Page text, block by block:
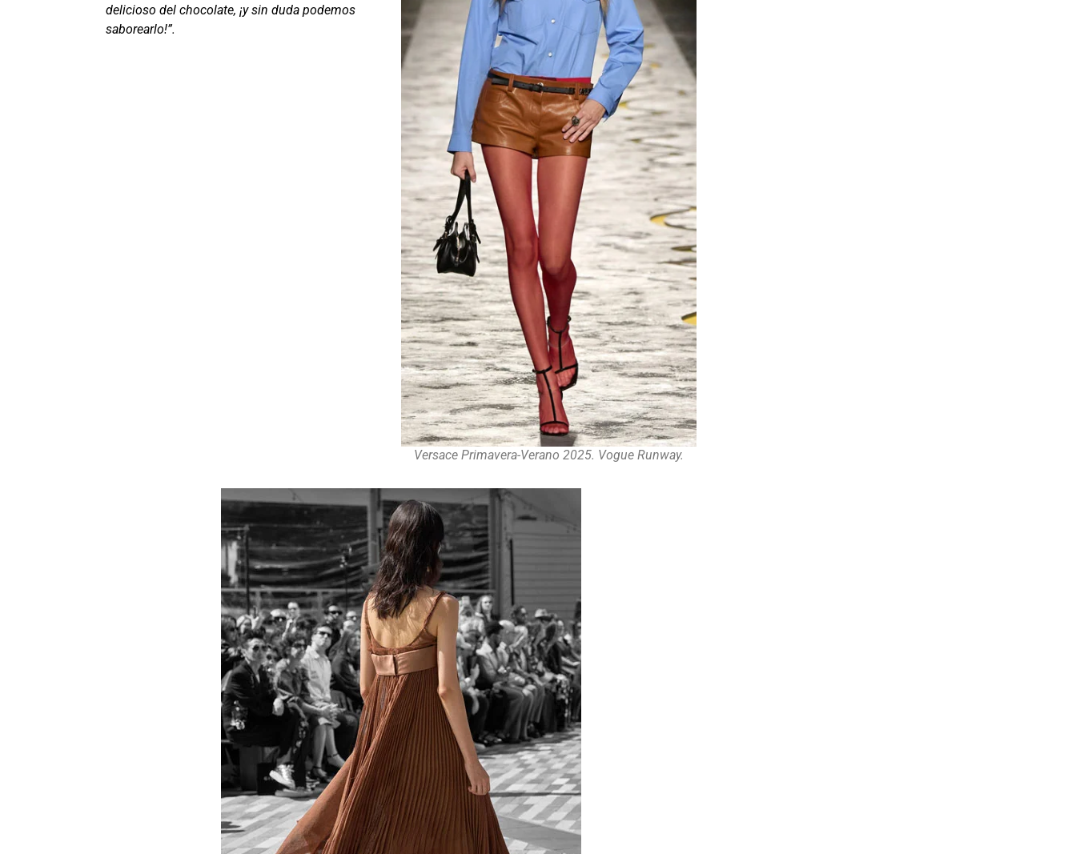
delicioso del chocolate, ¡y sin duda podemos
saborearlo!”.
Versace Primavera-Verano 2025. Vogue Runway.